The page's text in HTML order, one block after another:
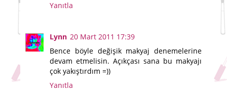
Yanıtla
Lynn 20 Mart 2011 17:39
Bence böyle değişik makyaj denemelerine
devam etmelisin. Açıkçası sana bu makyajı
çok yakıştırdım =))
Yanıtla